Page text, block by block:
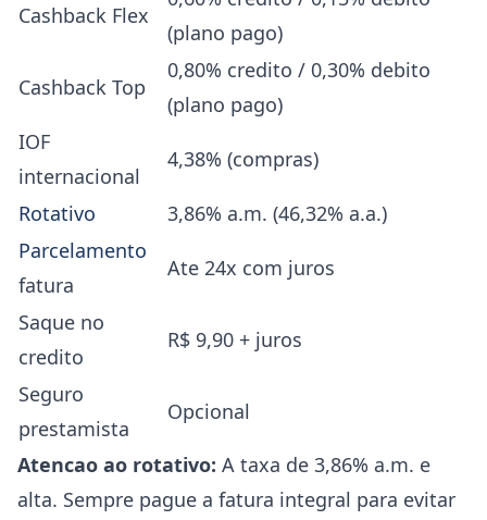
Cashback Flex
(plano pago)
Cashback Top
0,80% credito / 0,30% debito
(plano pago)
IOF
internacional
4,38% (compras)
Rotativo
3,86% a.m. (46,32% a.a.)
Parcelamento
fatura
Ate 24x com juros
Saque no
credito
R$ 9,90 + juros
Seguro
prestamista
Opcional
Atencao ao rotativo: A taxa de 3,86% a.m. e
alta. Sempre pague a fatura integral para evitar